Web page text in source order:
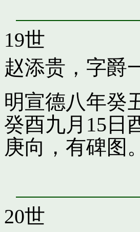
19世
赵添贵，字爵
明宣德八年癸
癸酉九月15日
庚向，有碑图
20世